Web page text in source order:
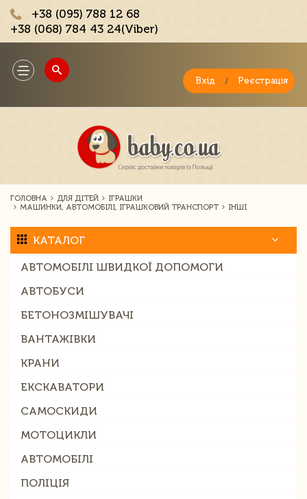
+38 (095) 788 12 68
+38 (068) 784 43 24(Viber)
Toggle
navigation
Вхід / Реєстрація
ГОЛОВНА ДЛЯ ДІТЕЙ
ІГРАШКИ
МАШИНКИ, АВТОМОБІЛІ, ІГРАШКОВИЙ ТРАНСПОРТ
ІНШІ
КАТАЛОГ
АВТОМОБІЛІ ШВИДКОЇ ДОПОМОГИ
АВТОБУСИ
БЕТОНОЗМІШУВАЧІ
ВАНТАЖІВКИ
КРАНИ
ЕКСКАВАТОРИ
САМОСКИДИ
МОТОЦИКЛИ
АВТОМОБІЛІ
ПОЛІЦІЯ